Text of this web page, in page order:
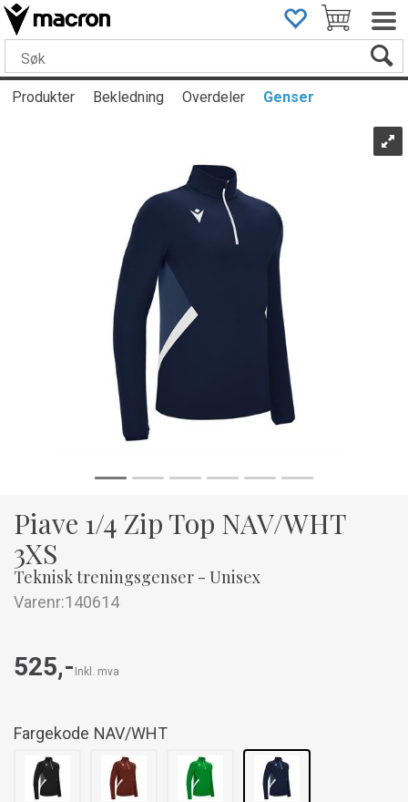
Produkter Bekledning Overdeler Genser
Piave 1/4 Zip Top NAV/WHT
3XS
Teknisk treningsgenser - Unisex
Varenr:140614
525,- Inkl. mva
Fargekode NAV/WHT